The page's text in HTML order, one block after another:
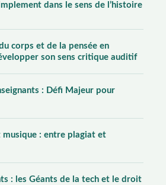
dans le sens de l’histoire
corps et de la pensée en
son sens critique auditif
: Défi Majeur pour
musique : entre plagiat et
: les Géants de la tech et le droit